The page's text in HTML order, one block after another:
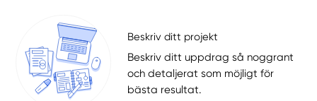
Beskriv ditt projekt
Beskriv ditt uppdrag så noggrant
och detaljerat som möjligt för
bästa resultat.